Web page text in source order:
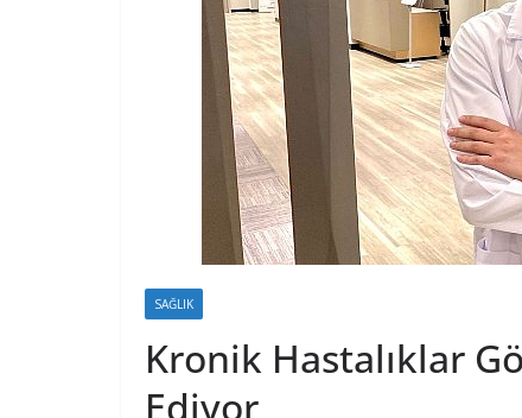
SAĞLIK
Kronik Hastalıklar
Ediyor